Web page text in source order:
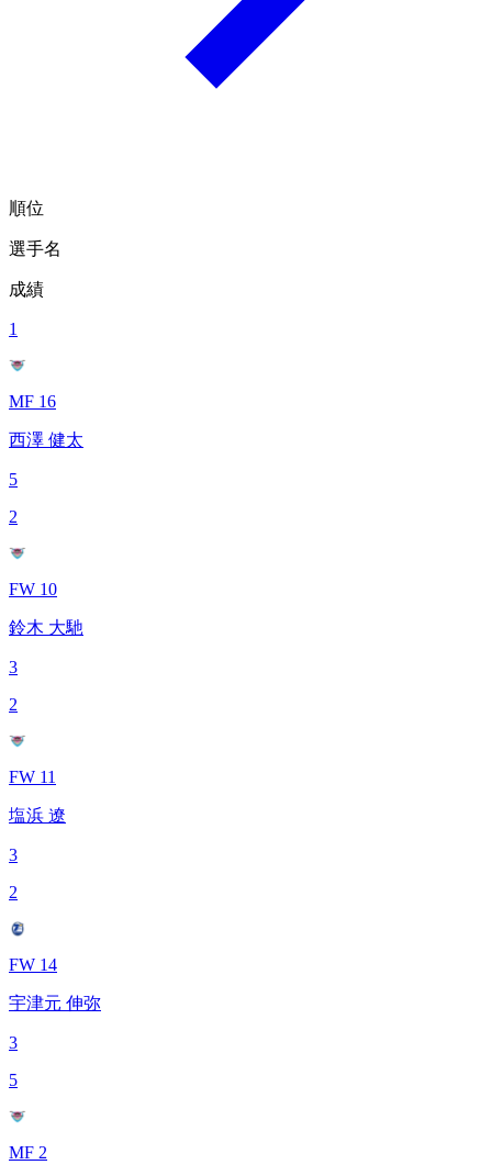
順位
選手名
成績
1
MF 16
西澤 健太
5
2
FW 10
鈴木 大馳
3
2
FW 11
塩浜 遼
3
2
FW 14
宇津元 伸弥
3
5
MF 2